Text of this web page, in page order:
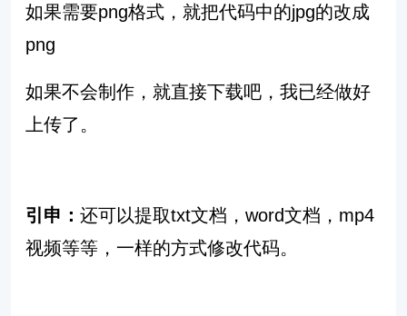
如果需要png格式，就把代码中的jpg的改成
png
如果不会制作，就直接下载吧，我已经做好
上传了。
引申： 还可以提取txt文档，word文档，mp4
视频等等，一样的方式修改代码。